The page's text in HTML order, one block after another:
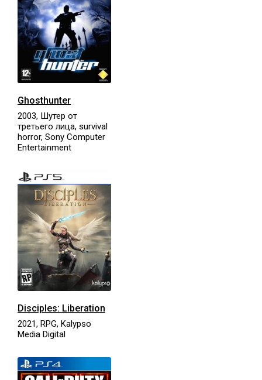
Ghosthunter
2003, Шутер от
третьего лица, survival
horror, Sony Computer
Entertainment
Disciples: Liberation
2021, RPG, Kalypso
Media Digital